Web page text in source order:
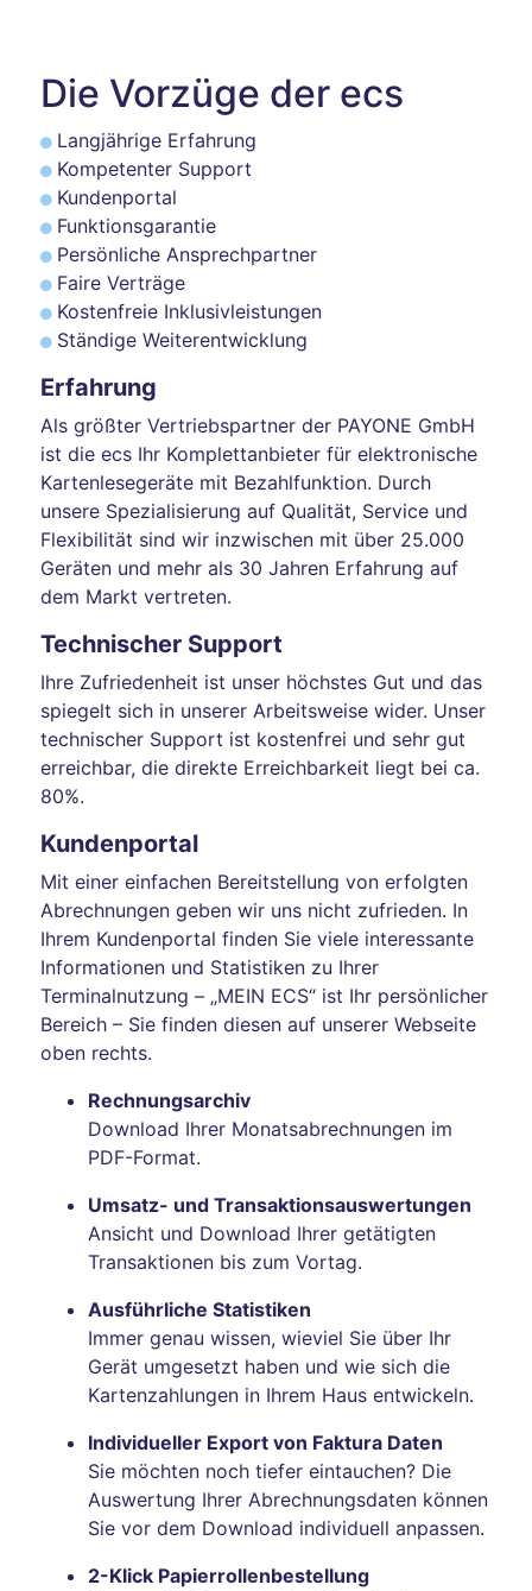
Die Vorzüge der ecs
Langjährige Erfahrung
Kompetenter Support
Kundenportal
Funktionsgarantie
Persönliche Ansprechpartner
Faire Verträge
Kostenfreie Inklusivleistungen
Ständige Weiterentwicklung
Erfahrung
Als größter Vertriebspartner der PAYONE GmbH
ist die ecs Ihr Komplettanbieter für elektronische
Kartenlesegeräte mit Bezahlfunktion. Durch
unsere Spezialisierung auf Qualität, Service und
Flexibilität sind wir inzwischen mit über 25.000
Geräten und mehr als 30 Jahren Erfahrung auf
dem Markt vertreten.
Technischer Support
Ihre Zufriedenheit ist unser höchstes Gut und das
spiegelt sich in unserer Arbeitsweise wider. Unser
technischer Support ist kostenfrei und sehr gut
erreichbar, die direkte Erreichbarkeit liegt bei ca.
80%.
Kundenportal
Mit einer einfachen Bereitstellung von erfolgten
Abrechnungen geben wir uns nicht zufrieden. In
Ihrem Kundenportal finden Sie viele interessante
Informationen und Statistiken zu Ihrer
Terminalnutzung – „MEIN ECS“ ist Ihr persönlicher
Bereich – Sie finden diesen auf unserer Webseite
oben rechts.
Rechnungsarchiv
Download Ihrer Monatsabrechnungen im
PDF-Format.
Umsatz- und Transaktionsauswertungen
Ansicht und Download Ihrer getätigten
Transaktionen bis zum Vortag.
Ausführliche Statistiken
Immer genau wissen, wieviel Sie über Ihr
Gerät umgesetzt haben und wie sich die
Kartenzahlungen in Ihrem Haus entwickeln.
Individueller Export von Faktura Daten
Sie möchten noch tiefer eintauchen? Die
Auswertung Ihrer Abrechnungsdaten können
Sie vor dem Download individuell anpassen.
2-Klick Papierrollenbestellung